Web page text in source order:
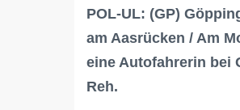
POL-UL: (GP)
am Aasrücken / Am
eine Autofahrerin bei
Reh.